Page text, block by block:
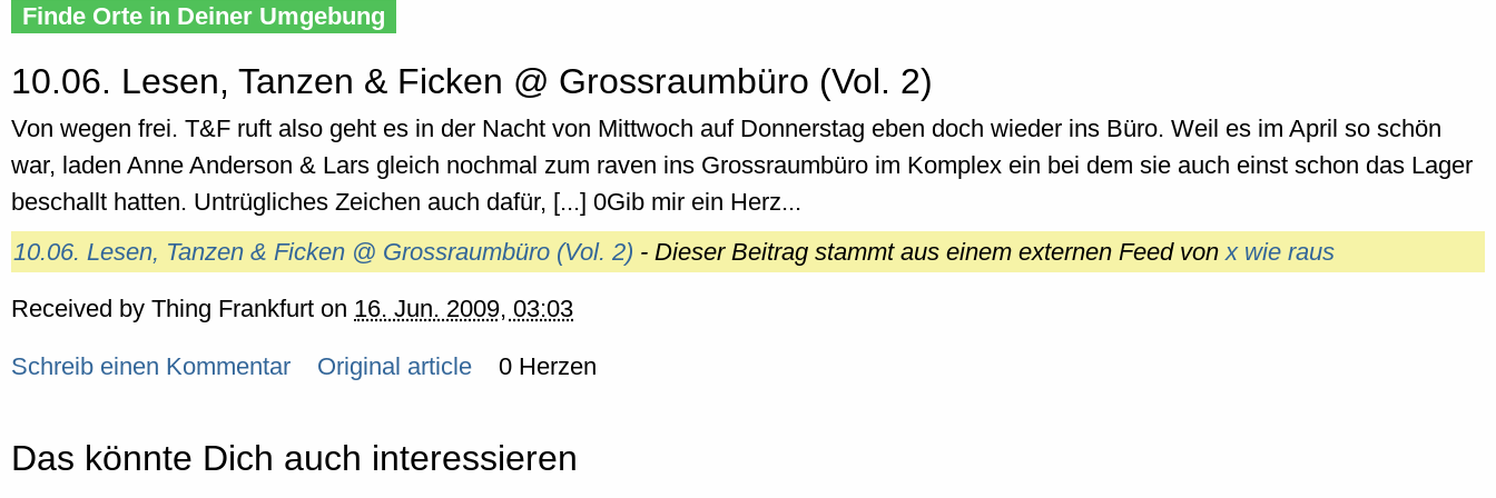
Finde Orte in Deiner Umgebung
10.06. Lesen, Tanzen & Ficken @ Grossraumbüro (Vol. 2)
Von wegen frei. T&F ruft also geht es in der Nacht von Mittwoch auf Donnerstag eben doch wieder ins Büro. Weil es im April so schön
war, laden Anne Anderson & Lars gleich nochmal zum raven ins Grossraumbüro im Komplex ein bei dem sie auch einst schon das Lager
beschallt hatten. Untrügliches Zeichen auch dafür, [...] 0Gib mir ein Herz...
10.06. Lesen, Tanzen & Ficken @ Grossraumbüro (Vol. 2) - Dieser Beitrag stammt aus einem externen Feed vonx wie raus
Received by Thing Frankfurt on 16. Jun. 2009, 03:03
Schreib einen Kommentar Original article 0 Herzen
Das könnte Dich auch interessieren